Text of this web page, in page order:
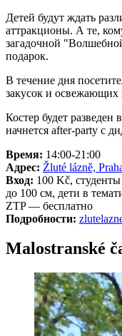
Детей будут ждать
аттракционы. А те,
загадочной
подарок.
В течение дня
закусок и освежающих
Костер будет
начнется after-party с
Время: 14:00-21:00
Адрес: Žluté lázně,
Вход: 100 Kč,
до 100 см, дети в
ZTP — бесплатно
Подробности:
Malostranské